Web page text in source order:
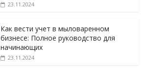
23.11.2024
Как вести учет в мыловаренном
бизнесе: Полное руководство для
начинающих
23.11.2024